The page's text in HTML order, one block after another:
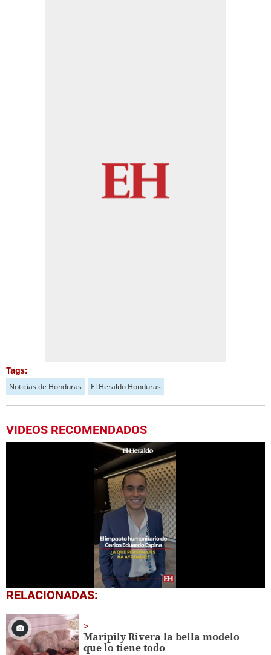
Tags:
Noticias de Honduras El Heraldo Honduras
VIDEOS RECOMENDADOS
0
of
minute,
1
second
RELACIONADAS:
Maripily Rivera la bella modelo
que lo tiene todo